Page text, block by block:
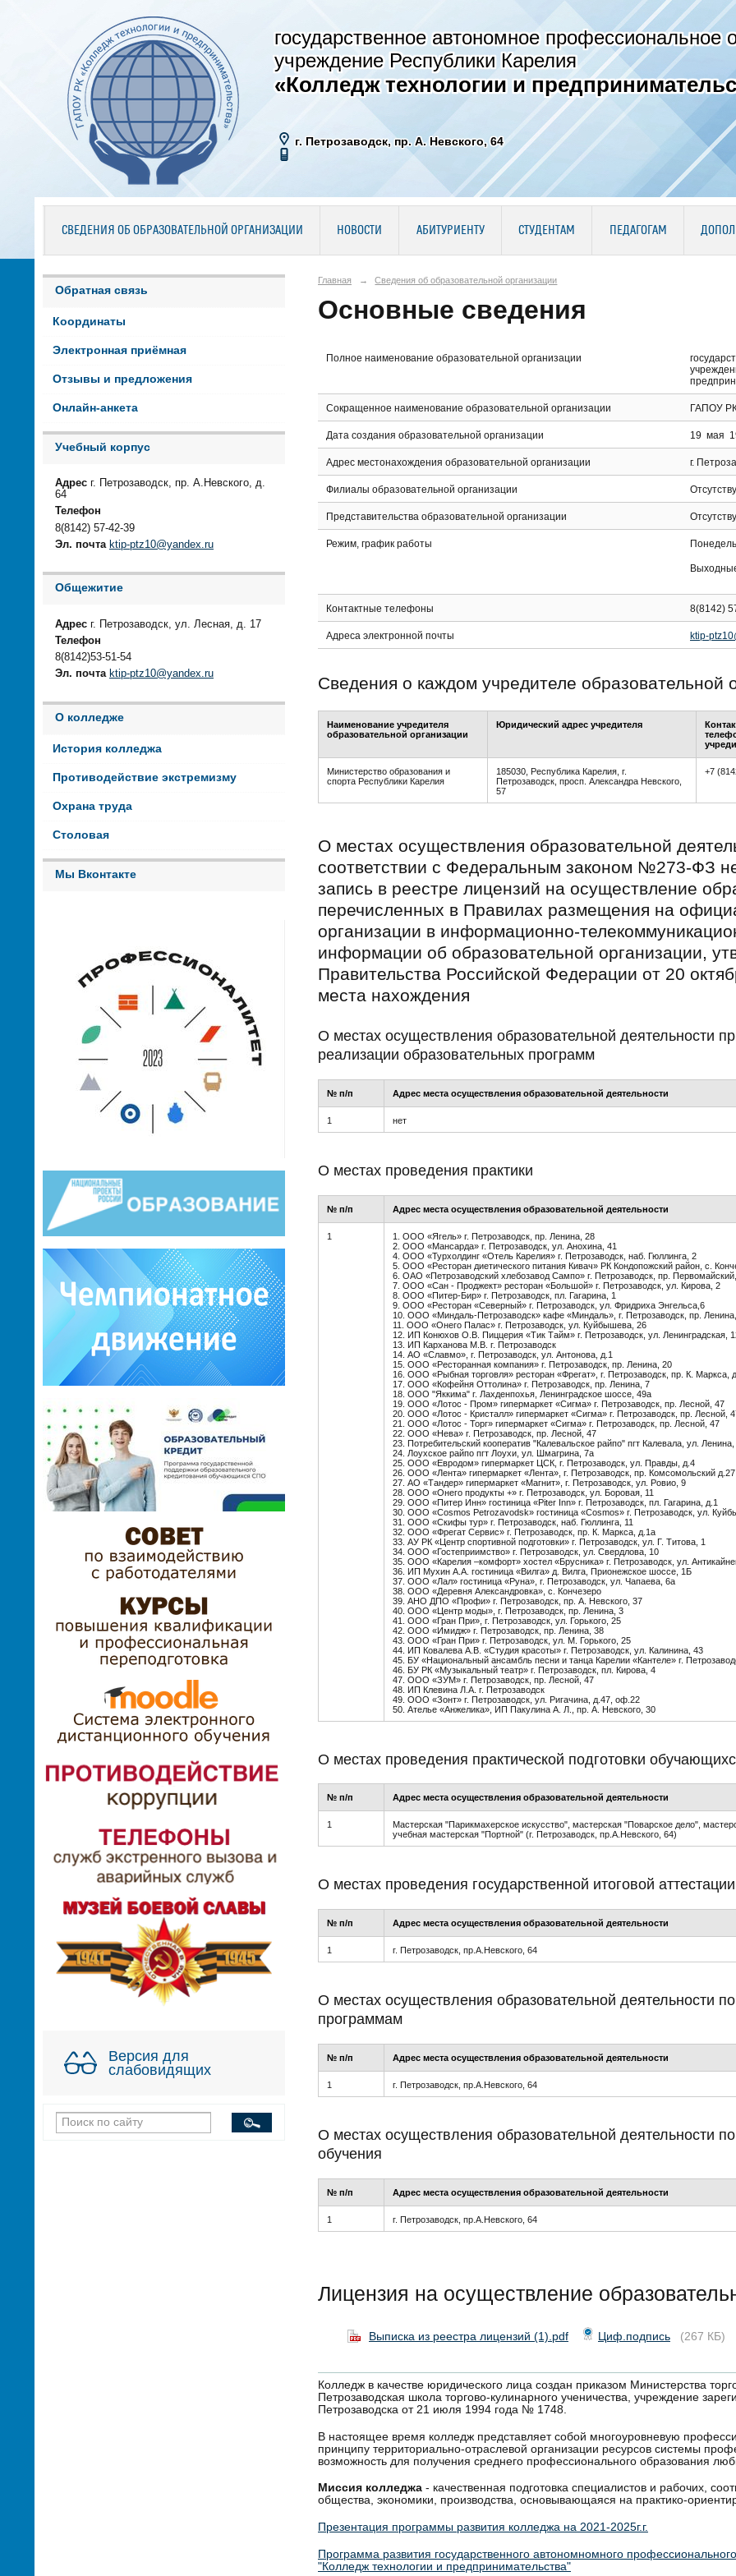
государственное автономное профессиональное
учреждение Республики Карелия
«Колледж технологии и
г. Петрозаводск, пр. А. Невского, 64
СВЕДЕНИЯ ОБ ОБРАЗОВАТЕЛЬНОЙ ОРГАНИЗАЦИИ НОВОСТИ АБИТУРИЕНТУ СТУДЕНТАМ ПЕДАГОГАМ
Обратная связь
Координаты
Электронная приёмная
Отзывы и предложения
Онлайн-анкета
Учебный корпус
Адрес г. Петрозаводск, пр. А.Невского, д.
64
Телефон
8(8142) 57-42-39
Эл. почта ktip-ptz10@yandex.ru
Общежитие
Адрес г. Петрозаводск, ул. Лесная, д. 17
Телефон
8(8142)53-51-54
Эл. почта ktip-ptz10@yandex.ru
О колледже
История колледжа
Противодействие экстремизму
Охрана труда
Столовая
Мы Вконтакте
Версия для
слабовидящих
Главная → Сведения об образовательной организации
Основные сведения
Полное наименование образовательной организации
Сокращенное наименование образовательной организации ГАПОУ РК
Дата создания образовательной организации 19 мая
Адрес местонахождения образовательной организации г.
Филиалы образовательной организации
Представительства образовательной организации
Режим, график работы
Контактные телефоны 8(8142)
Адреса электронной почты ktip-
Сведения о каждом учредителе образовательной
Наименование учредителя
образовательной организации
Юридический адрес учредителя
Министерство образования и
спорта Республики Карелия
185030, Республика Карелия, г.
Петрозаводск, просп. Александра Невского,
57
+7
О местах осуществления образовательной
соответствии с Федеральным законом №273-ФЗ
запись в реестре лицензий на осуществление
перечисленных в Правилах размещения на
организации в информационно-
информации об образовательной организации,
Правительства Российской Федерации от 20
места нахождения
О местах осуществления образовательной деятельности
реализации образовательных программ
№ п/п Адрес места осуществления образовательной деятельности
1 нет
О местах проведения практики
№ п/п Адрес места осуществления образовательной деятельности
1
1. ООО «Ягель» г. Петрозаводск, пр. Ленина, 28
2. ООО «Мансарда» г. Петрозаводск, ул. Анохина, 41
4. ООО «Турхолдинг «Отель Карелия» г. Петрозаводск, наб. Гюллинга, 2
5. ООО «Ресторан диетического питания Кивач» РК Кондопожский район, с.
6. ОАО «Петрозаводский хлебозавод Сампо» г. Петрозаводск, пр.
7. ООО «Сан - Проджект» ресторан «Большой» г. Петрозаводск, ул. Кирова, 2
8. ООО «Питер-Бир» г. Петрозаводск, пл. Гагарина, 1
9. ООО «Ресторан «Северный» г. Петрозаводск, ул. Фридриха Энгельса,6
10. ООО «Миндаль-Петрозаводск» кафе «Миндаль», г. Петрозаводск, пр.
11. ООО «Онего Палас» г. Петрозаводск, ул. Куйбышева, 26
12. ИП Конюхов О.В. Пиццерия «Тик Тайм» г. Петрозаводск, ул. Ленинградская,
13. ИП Карханова М.В. г. Петрозаводск
14. АО «Славмо», г. Петрозаводск, ул. Антонова, д.1
15. ООО «Ресторанная компания» г. Петрозаводск, пр. Ленина, 20
16. ООО «Рыбная торговля» ресторан «Фрегат», г. Петрозаводск, пр. К. Маркса,
17. ООО «Кофейня Оттолина» г. Петрозаводск, пр. Ленина, 7
18. ООО "Яккима" г. Лахденпохья, Ленинградское шоссе, 49а
19. ООО «Лотос - Пром» гипермаркет «Сигма» г. Петрозаводск, пр. Лесной, 47
20. ООО «Лотос - Кристалл» гипермаркет «Сигма» г. Петрозаводск, пр. Лесной,
21. ООО «Лотос - Торг» гипермаркет «Сигма» г. Петрозаводск, пр. Лесной, 47
22. ООО «Нева» г. Петрозаводск, пр. Лесной, 47
23. Потребительский кооператив "Калевальское райпо" пгт Калевала, ул. Ленина,
24. Лоухское райпо пгт Лоухи, ул. Шмагрина, 7а
25. ООО «Евродом» гипермаркет ЦСК, г. Петрозаводск, ул. Правды, д.4
26. ООО «Лента» гипермаркет «Лента», г. Петрозаводск, пр. Комсомольский д.27
27. АО «Тандер» гипермаркет «Магнит», г. Петрозаводск, ул. Ровио, 9
28. ООО «Онего продукты +» г. Петрозаводск, ул. Боровая, 11
29. ООО «Питер Инн» гостиница «Piter Inn» г. Петрозаводск, пл. Гагарина, д.1
30. ООО «Cosmos Petrozavodsk» гостиница «Cosmos» г. Петрозаводск, ул.
31. ООО «Скифы тур» г. Петрозаводск, наб. Гюллинга, 11
32. ООО «Фрегат Сервис» г. Петрозаводск, пр. К. Маркса, д.1а
33. АУ РК «Центр спортивной подготовки» г. Петрозаводск, ул. Г. Титова, 1
34. ООО «Гостеприимство» г. Петрозаводск, ул. Свердлова, 10
35. ООО «Карелия –комфорт» хостел «Брусника» г. Петрозаводск, ул.
36. ИП Мухин А.А. гостиница «Вилга» д. Вилга, Прионежское шоссе, 1Б
37. ООО «Лал» гостиница «Руна», г. Петрозаводск, ул. Чапаева, 6а
38. ООО «Деревня Александровка», с. Кончезеро
39. АНО ДПО «Профи» г. Петрозаводск, пр. А. Невского, 37
40. ООО «Центр моды», г. Петрозаводск, пр. Ленина, 3
41. ООО «Гран При», г. Петрозаводск, ул. Горького, 25
42. ООО «Имидж» г. Петрозаводск, пр. Ленина, 38
43. ООО «Гран При» г. Петрозаводск, ул. М. Горького, 25
44. ИП Ковалева А.В. «Студия красоты» г. Петрозаводск, ул. Калинина, 43
45. БУ «Национальный ансамбль песни и танца Карелии «Кантеле» г.
46. БУ РК «Музыкальный театр» г. Петрозаводск, пл. Кирова, 4
47. ООО «ЗУМ» г. Петрозаводск, пр. Лесной, 47
48. ИП Клевина Л.А. г. Петрозаводск
49. ООО «Зонт» г. Петрозаводск, ул. Ригачина, д.47, оф.22
50. Ателье «Анжелика», ИП Пакулина А. Л., пр. А. Невского, 30
О местах проведения практической подготовки
№ п/п Адрес места осуществления образовательной деятельности
1
Мастерская "Парикмахерское искусство", мастерская "Поварское дело",
учебная мастерская "Портной" (г. Петрозаводск, пр.А.Невского, 64)
О местах проведения государственной итоговой аттестации
№ п/п Адрес места осуществления образовательной деятельности
1 г. Петрозаводск, пр.А.Невского, 64
О местах осуществления образовательной деятельности
программам
№ п/п Адрес места осуществления образовательной деятельности
1 г. Петрозаводск, пр.А.Невского, 64
О местах осуществления образовательной деятельности
обучения
№ п/п Адрес места осуществления образовательной деятельности
1 г. Петрозаводск, пр.А.Невского, 64
Лицензия на осуществление
Выписка из реестра лицензий (1).pdf Циф.подпись (267 КБ)
Колледж в качестве юридического лица создан приказом Министерства
Петрозаводская школа торгово-кулинарного ученичества, учреждение
Петрозаводска от 21 июля 1994 года № 1748.
В настоящее время колледж представляет собой многоуровневую
принципу территориально-отраслевой организации ресурсов системы
возможность для получения среднего профессионального образования
Миссия колледжа - качественная подготовка специалистов и рабочих,
общества, экономики, производства, основывающаяся на практико-
Презентация программы развития колледжа на 2021-2025г.г.
Программа развития государственного автономномного
"Колледж технологии и предпринимательства"